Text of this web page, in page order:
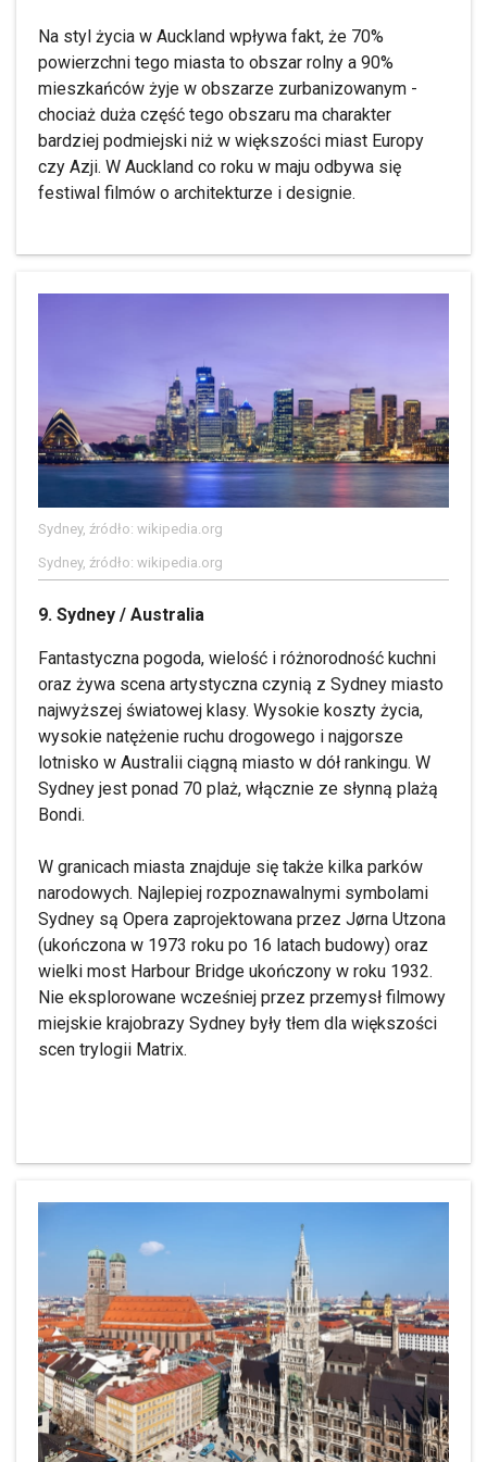
Na styl życia w Auckland wpływa fakt, że 70%
powierzchni tego miasta to obszar rolny a 90%
mieszkańców żyje w obszarze zurbanizowanym -
chociaż duża część tego obszaru ma charakter
bardziej podmiejski niż w większości miast Europy
czy Azji. W Auckland co roku w maju odbywa się
festiwal filmów o architekturze i designie.
Sydney, źródło: wikipedia.org
Sydney, źródło: wikipedia.org
9. Sydney / Australia
Fantastyczna pogoda, wielość i różnorodność kuchni
oraz żywa scena artystyczna czynią z Sydney miasto
najwyższej światowej klasy. Wysokie koszty życia,
wysokie natężenie ruchu drogowego i najgorsze
lotnisko w Australii ciągną miasto w dół rankingu. W
Sydney jest ponad 70 plaż, włącznie ze słynną plażą
Bondi.
W granicach miasta znajduje się także kilka parków
narodowych. Najlepiej rozpoznawalnymi symbolami
Sydney są Opera zaprojektowana przez Jørna Utzona
(ukończona w 1973 roku po 16 latach budowy) oraz
wielki most Harbour Bridge ukończony w roku 1932.
Nie eksplorowane wcześniej przez przemysł filmowy
miejskie krajobrazy Sydney były tłem dla większości
scen trylogii Matrix.